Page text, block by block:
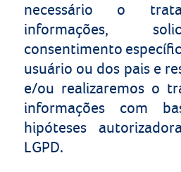
necessário o
informações,
consentimento
usuário ou dos pais e
e/ou realizaremos o
informações com
hipóteses
LGPD.